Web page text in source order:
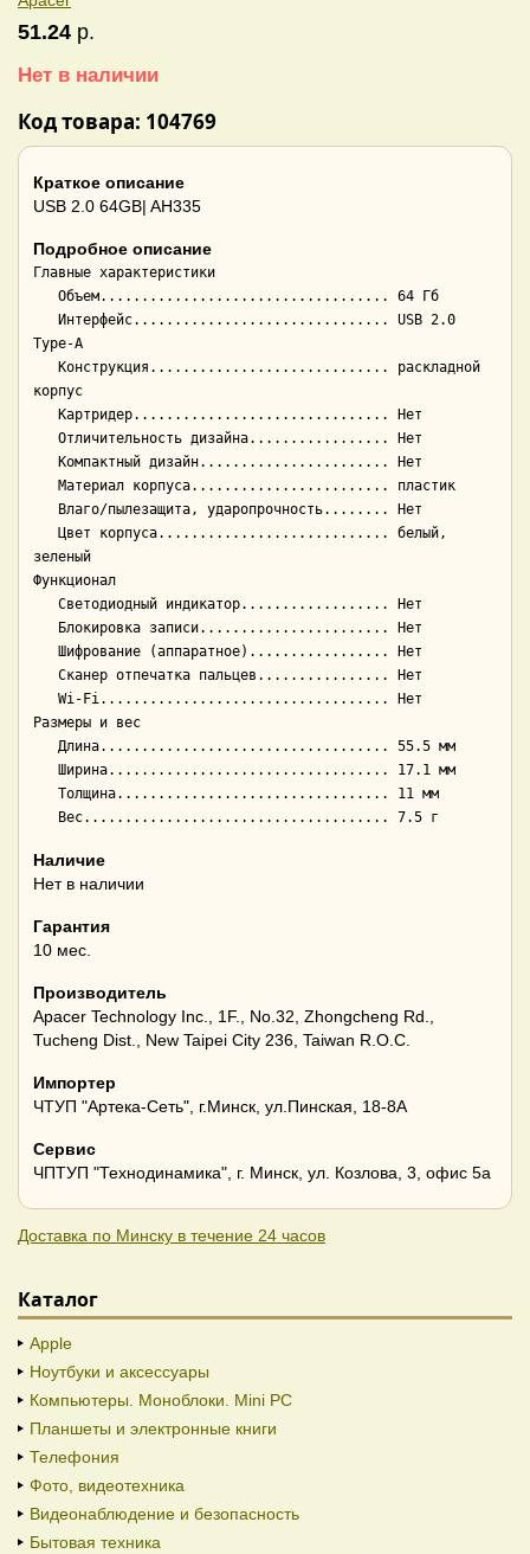
51.24 р.
Нет в наличии
Код товара: 104769
Краткое описание
USB 2.0 64GB| AH335
Подробное описание
Главные характеристики
Type-A
корпус
зеленый
Функционал
Размеры и вес
Наличие
Нет в наличии
Гарантия
10 мес.
Производитель
Apacer Technology Inc., 1F., No.32, Zhongcheng Rd.,
Tucheng Dist., New Taipei City 236, Taiwan R.O.C.
Импортер
ЧТУП "Артека-Сеть", г.Минск, ул.Пинская, 18-8А
Сервис
ЧПТУП "Технодинамика", г. Минск, ул. Козлова, 3, офис 5а
Доставка по Минску в течение 24 часов
Каталог
Apple
Ноутбуки и аксессуары
Компьютеры. Моноблоки. Mini PC
Планшеты и электронные книги
Телефония
Фото, видеотехника
Видеонаблюдение и безопасность
Бытовая техника